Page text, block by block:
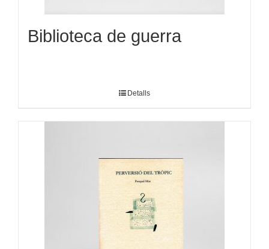
Biblioteca de guerra
Detalls